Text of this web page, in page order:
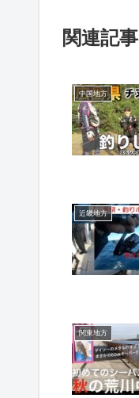
関連記事
中国地方
近畿地方
関東地方